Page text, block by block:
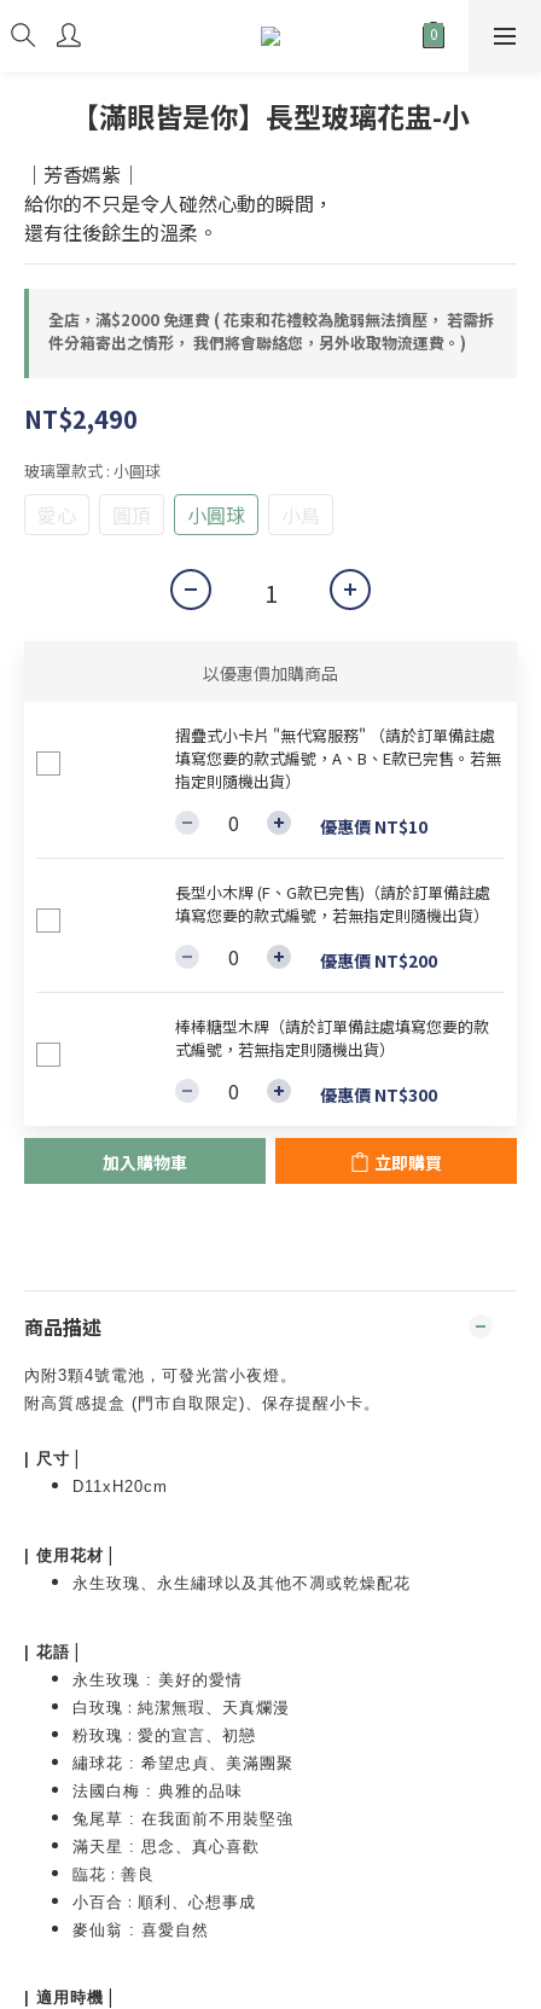
【滿眼皆是你】長型玻璃花盅-小
｜芳香嫣紫｜
給你的不只是令人碰然心動的瞬間，
還有往後餘生的溫柔。
全店，滿$2000 免運費 ( 花束和花禮較為脆弱無法擠壓， 若需拆
件分箱寄出之情形， 我們將會聯絡您，另外收取物流運費。)
NT$2,490
玻璃罩款式 : 小圓球
愛心 圓頂 小圓球 小鳥
以優惠價加購商品
摺疊式小卡片 "無代寫服務" （請於訂單備註處
填寫您要的款式編號，A、B、E款已完售。若無
指定則隨機出貨）
優惠價 NT$10
長型小木牌 (F、G款已完售)（請於訂單備註處
填寫您要的款式編號，若無指定則隨機出貨）
優惠價 NT$200
棒棒糖型木牌（請於訂單備註處填寫您要的款
式編號，若無指定則隨機出貨）
優惠價 NT$300
加入購物車 立即購買
商品描述
內附3顆4號電池，可發光當小夜燈。
附高質感提盒 (門市自取限定)、保存提醒小卡。
尺寸 |
D11xH20cm
使用花材 |
永生玫瑰、永生繡球以及其他不凋或乾燥配花
花語 |
永生玫瑰 : 美好的愛情
白玫瑰 : 純潔無瑕、天真爛漫
粉玫瑰 : 愛的宣言、初戀
繡球花 : 希望忠貞、美滿團聚
法國白梅 : 典雅的品味
兔尾草 : 在我面前不用裝堅強
滿天星 : 思念、真心喜歡
臨花 : 善良
小百合 : 順利、心想事成
麥仙翁 : 喜愛自然
| 適用時機 |